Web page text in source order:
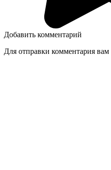
Добавить комментарий
Для отправки комментария